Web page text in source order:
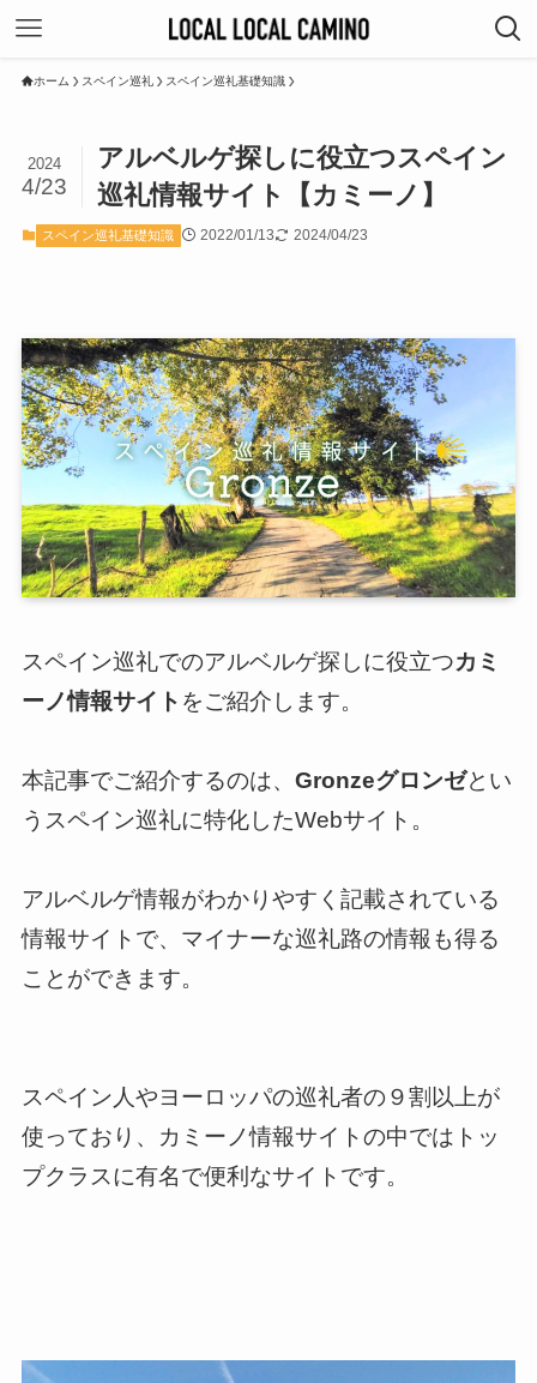
ホーム スペイン巡礼 スペイン巡礼基礎知識
アルベルゲ探しに役立つスペイン
巡礼情報サイト【カミーノ】
2024
4/23
スペイン巡礼基礎知識 2022/01/13 2024/04/23
スペイン巡礼でのアルベルゲ探しに役立つカミ
ーノ情報サイト をご紹介します。
本記事でご紹介するのは、 Gronzeグロンゼとい
うスペイン巡礼に特化したWebサイト。
アルベルゲ情報がわかりやすく記載されている
情報サイトで、マイナーな巡礼路の情報も得る
ことができます。
スペイン人やヨーロッパの巡礼者の９割以上が
使っており、カミーノ情報サイトの中ではトッ
プクラスに有名で便利なサイトです。